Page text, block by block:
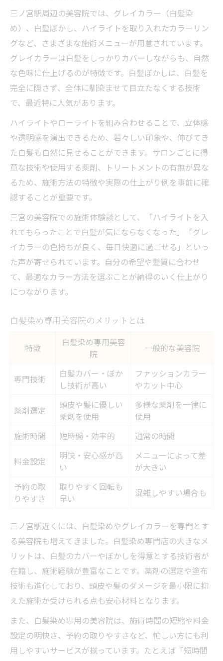
三ノ宮駅周辺の美容院では、グレイカラー（白髪染
め）、白髪ぼかし、ハイライトを取り入れたカラーリン
グなど、さまざまな施術メニューが用意されています。
グレイカラーは白髪をしっかりカバーしながらも、自然
な色味に仕上げるのが特徴です。白髪ぼかしは、白髪を
完全に隠さず、全体に馴染ませて目立たなくする技術
で、最近特に人気があります。
ハイライトやローライトを組み合わせることで、立体感
や透明感を演出できるため、若々しい印象や、伸びてき
た白髪も自然に見せることができます。サロンごとに得
意な技術や使用する薬剤、トリートメントの有無が異な
るため、施術方法の特徴や実際の仕上がり例を事前に確
認することが重要です。
三宮の美容院での施術体験談として、「ハイライトを入
れてもらったことで白髪が気にならなくなった」「グレ
イカラーの色持ちが良く、毎日快適に過ごせる」といっ
た声が寄せられています。自分の希望や髪質に合わせ
て、最適なカラー方法を選ぶことが納得のいく仕上がり
につながります。
白髪染め専用美容院のメリットとは
特徴
白髪染め専用美容
院
一般的な美容院
専門技術
白髪カバー・ぼか
し技術が高い
ファッションカラー
やカット中心
薬剤選定
頭皮や髪に優しい
薬剤を使用
多様な薬剤を一律に
使用
施術時間
短時間・効率的 通常の時間
料金設定
明快・安心感が高
い
メニューによって差
が大きい
予約の取
りやすさ
取りやすく回転も
早い
混雑しやすい場合も
三ノ宮駅近くには、白髪染めやグレイカラーを専門とす
る美容院も増えてきました。白髪染め専門店の大きなメ
リットは、白髪のカバーやぼかしを得意とする技術者が
在籍し、施術経験が豊富なことです。薬剤の選定や塗布
技術も進化しており、頭皮や髪のダメージを最小限に抑
えた施術が受けられる点も安心材料となります。
また、白髪染め専用の美容院は、施術時間の短縮や料金
設定の明快さ、予約の取りやすさなど、忙しい方にも利
用しやすいサービスが揃っています。たとえば「短時間